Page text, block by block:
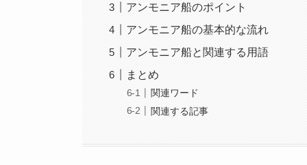
アンモニア船のポイント
アンモニア船の基本的な流れ
アンモニア船と関連する用語
まとめ
関連ワード
関連する記事